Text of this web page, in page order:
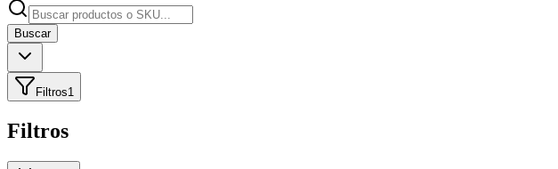
Buscar
Filtros1
Filtros